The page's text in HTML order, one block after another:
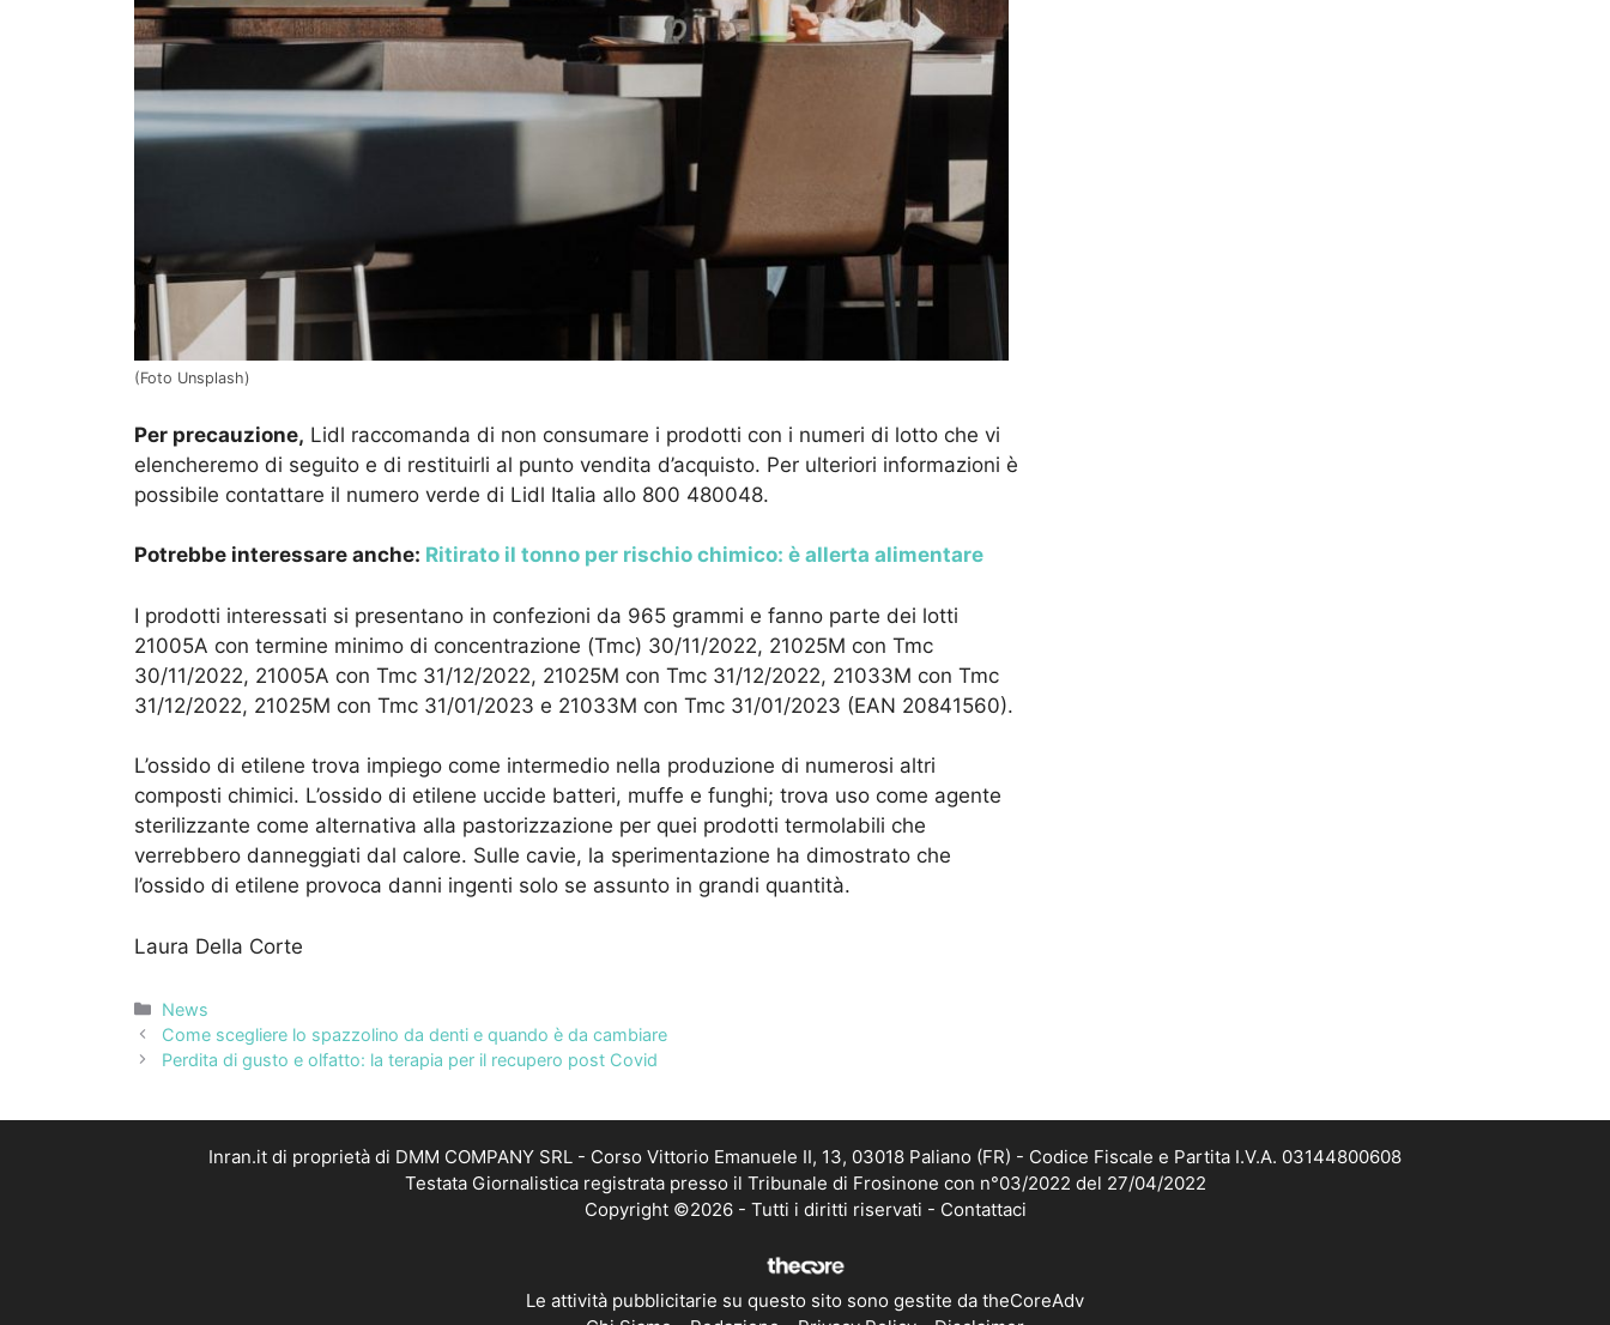
(Foto Unsplash)
Per precauzione, Lidl raccomanda di non consumare i prodotti con i numeri di lotto che vi
elencheremo di seguito e di restituirli al punto vendita d’acquisto. Per ulteriori informazioni è
possibile contattare il numero verde di Lidl Italia allo 800 480048.
Potrebbe interessare anche: Ritirato il tonno per rischio chimico: è allerta alimentare
I prodotti interessati si presentano in confezioni da 965 grammi e fanno parte dei lotti
21005A con termine minimo di concentrazione (Tmc) 30/11/2022, 21025M con Tmc
30/11/2022, 21005A con Tmc 31/12/2022, 21025M con Tmc 31/12/2022, 21033M con Tmc
31/12/2022, 21025M con Tmc 31/01/2023 e 21033M con Tmc 31/01/2023 (EAN 20841560).
L’ossido di etilene trova impiego come intermedio nella produzione di numerosi altri
composti chimici. L’ossido di etilene uccide batteri, muffe e funghi; trova uso come agente
sterilizzante come alternativa alla pastorizzazione per quei prodotti termolabili che
verrebbero danneggiati dal calore. Sulle cavie, la sperimentazione ha dimostrato che
l’ossido di etilene provoca danni ingenti solo se assunto in grandi quantità.
Laura Della Corte
Categorie
News
Come scegliere lo spazzolino da denti e quando è da cambiare
Perdita di gusto e olfatto: la terapia per il recupero post Covid
Inran.it di proprietà di DMM COMPANY SRL - Corso Vittorio Emanuele II, 13, 03018 Paliano (FR) - Codice Fiscale e Partita I.V.A. 03144800608
Testata Giornalistica registrata presso il Tribunale di Frosinone con n°03/2022 del 27/04/2022
Copyright ©2026 - Tutti i diritti riservati - Contattaci
Le attività pubblicitarie su questo sito sono gestite da theCoreAdv